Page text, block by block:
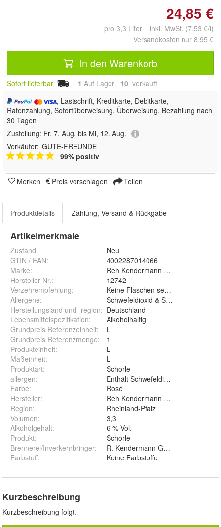
24,85 €
pro 3,3 Liter inkl. MwSt. (7,53 €/l)
Versandkosten nur 8,95 €
In den Warenkorb
Sofort lieferbar 1 Auf Lager 10 verkauft
, Lastschrift, Kreditkarte, Debitkarte,
Ratenzahlung, Sofortüberweisung, Überweisung, Bezahlung nach
30 Tagen
Zustellung: Fr, 7. Aug. bis Mi, 12. Aug.
Verkäufer: GUTE-FREUNDE
99% positiv
Merken Preis vorschlagen Teilen
Produktdetails Zahlung, Versand & Rückgabe
Artikelmerkmale
Zustand:
Neu
GTIN / EAN:
4002287014066
Marke:
Reh Kendermann GmbH
Hersteller Nr.:
12742
Verzehrempfehlung:
Keine Flaschen sehr lange
Allergene:
Schwefeldioxid & Sulfite
Herstellungsland und -region: Deutschland
Lebensmittelspezifikation:
Alkoholhaltig
Grundpreis Referenzeinheit:
L
Grundpreis Referenzmenge:
1
Produkteinheit:
L
Maßeinheit:
L
Produktart:
Schorle
allergen:
Enthält Schwefeldioxid und Sulfite
Farbe:
Rosé
Hersteller:
Reh Kendermann Weinkellerei
Region:
Rheinland-Pfalz
Volumen:
3,3
Alkoholgehalt:
6 % Vol.
Produkt:
Schorle
Brennerei/Inverkehrbringer:
R. Kendermann GmbH Weink., Am
Farbstoff: Keine Farbstoffe
Kurzbeschreibung
Kurzbeschreibung folgt.